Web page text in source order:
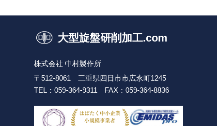
大型旋盤研削加工.com
株式会社 中村製作所
〒512-8061 三重県四日市市広永町1245
TEL：059-364-9311 FAX：059-364-8836